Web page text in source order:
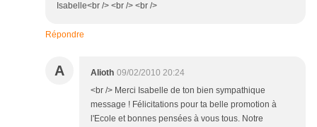
Isabelle<br /> <br /> <br />
Répondre
A Alioth 09/02/2010 20:24
<br /> Merci Isabelle de ton bien sympathique
message ! Félicitations pour ta belle promotion à
l'Ecole et bonnes pensées à vous tous. Notre